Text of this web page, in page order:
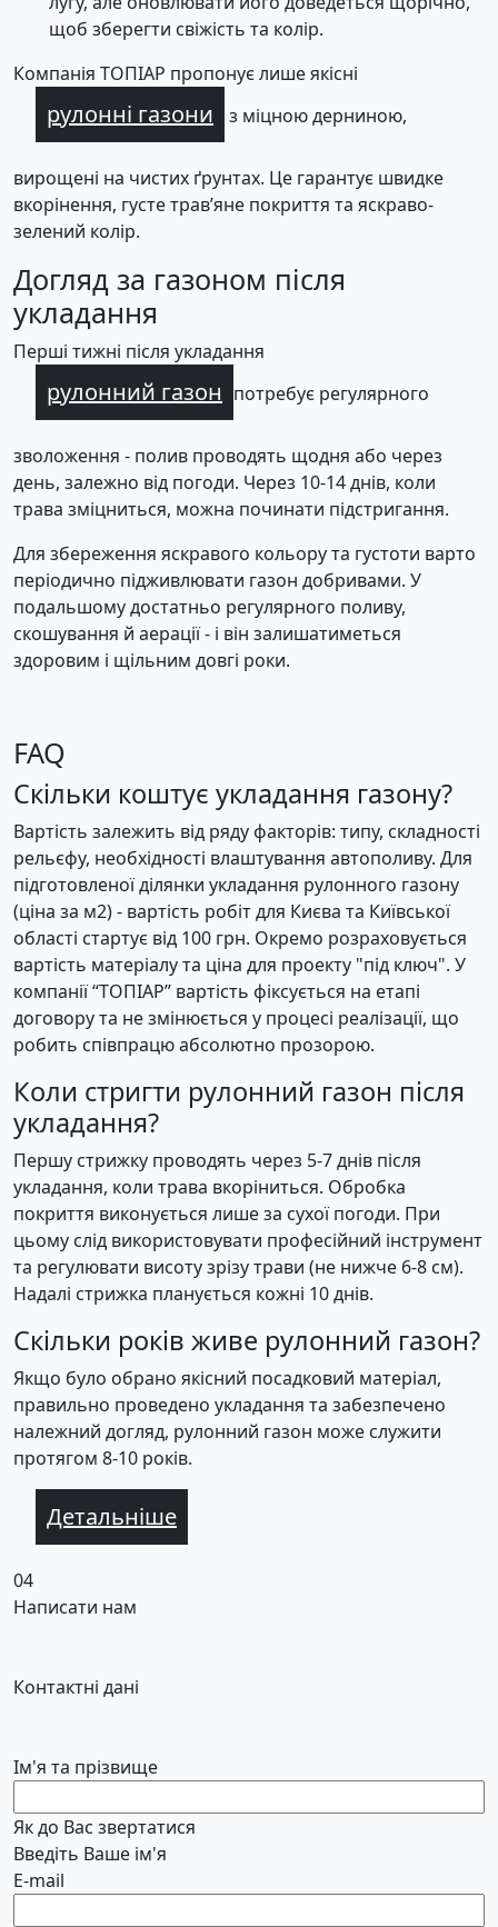
щоб зберегти свіжість та колір.
Компанія ТОПІАР пропонує лише якісні
рулонні газони з міцною дерниною,
вирощені на чистих ґрунтах. Це гарантує швидке
вкорінення, густе трав’яне покриття та яскраво-
зелений колір.
Догляд за газоном після
укладання
Перші тижні після укладання
рулонний газон потребує регулярного
зволоження - полив проводять щодня або через
день, залежно від погоди. Через 10-14 днів, коли
трава зміцниться, можна починати підстригання.
Для збереження яскравого кольору та густоти варто
періодично підживлювати газон добривами. У
подальшому достатньо регулярного поливу,
скошування й аерації - і він залишатиметься
здоровим і щільним довгі роки.
FAQ
Скільки коштує укладання газону?
Вартість залежить від ряду факторів: типу, складності
рельєфу, необхідності влаштування автополиву. Для
підготовленої ділянки укладання рулонного газону
(ціна за м2) - вартість робіт для Києва та Київської
області стартує від 100 грн. Окремо розраховується
вартість матеріалу та ціна для проекту "під ключ". У
компанії “ТОПІАР” вартість фіксується на етапі
договору та не змінюється у процесі реалізації, що
робить співпрацю абсолютно прозорою.
Коли стригти рулонний газон після
укладання?
Першу стрижку проводять через 5-7 днів після
укладання, коли трава вкоріниться. Обробка
покриття виконується лише за сухої погоди. При
цьому слід використовувати професійний інструмент
та регулювати висоту зрізу трави (не нижче 6-8 см).
Надалі стрижка планується кожні 10 днів.
Скільки років живе рулонний газон?
Якщо було обрано якісний посадковий матеріал,
правильно проведено укладання та забезпечено
належний догляд, рулонний газон може служити
протягом 8-10 років.
Детальніше
04
Написати нам
Контактні дані
Ім'я та прізвище
Як до Вас звертатися
Введіть Ваше ім'я
E-mail